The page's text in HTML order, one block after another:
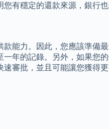
有穩定的還款來源，銀行
能力。因此，您應該準備
年的記錄。另外，如果您
審批，並且可能讓您獲得